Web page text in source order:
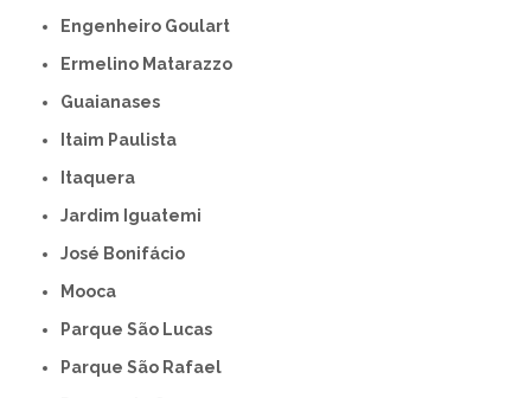
Engenheiro Goulart
Ermelino Matarazzo
Guaianases
Itaim Paulista
Itaquera
Jardim Iguatemi
José Bonifácio
Mooca
Parque São Lucas
Parque São Rafael